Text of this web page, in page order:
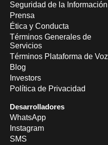
Seguridad de la Información
Prensa
Ética y Conducta
Términos Generales de
Servicios
Términos Plataforma de Voz
Blog
Investors
Política de Privacidad
Desarrolladores
WhatsApp
Instagram
SMS